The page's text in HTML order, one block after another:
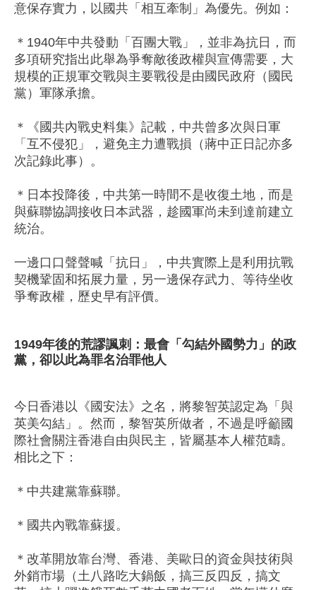
意保存實力，以國共「相互牽制」為優先。例如：
＊1940年中共發動「百團大戰」，並非為抗日，而
多項研究指出此舉為爭奪敵後政權與宣傳需要，大
規模的正規軍交戰與主要戰役是由國民政府（國民
黨）軍隊承擔。
＊《國共內戰史料集》記載，中共曾多次與日軍
「互不侵犯」，避免主力遭戰損（蔣中正日記亦多
次記錄此事）。
＊日本投降後，中共第一時間不是收復土地，而是
與蘇聯協調接收日本武器，趁國軍尚未到達前建立
統治。
一邊口口聲聲喊「抗日」，中共實際上是利用抗戰
契機鞏固和拓展力量，另一邊保存武力、等待坐收
爭奪政權，歷史早有評價。
1949年後的荒謬諷刺：最會「勾結外國勢力」的政
黨，卻以此為罪名治罪他人
今日香港以《國安法》之名，將黎智英認定為「與
英美勾結」。然而，黎智英所做者，不過是呼籲國
際社會關注香港自由與民主，皆屬基本人權范疇。
相比之下：
＊中共建黨靠蘇聯。
＊國共內戰靠蘇援。
＊改革開放靠台灣、香港、美歐日的資金與技術與
外銷市場（土八路吃大鍋飯，搞三反四反，搞文